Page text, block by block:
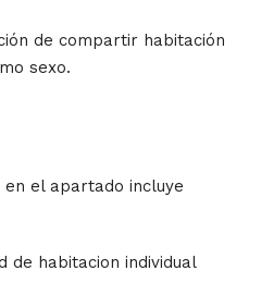
de compartir habitación
sexo.
en el apartado incluye
de habitacion individual